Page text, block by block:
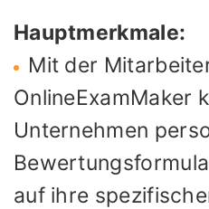
Hauptmerkmale:
Mit der
OnlineExamMaker
Unternehmen
auf ihre